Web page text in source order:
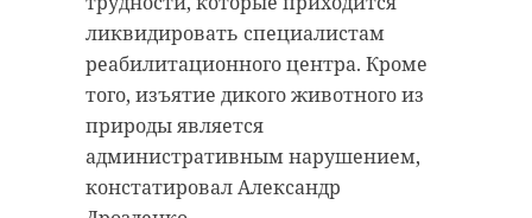
ликвидировать специалистам
реабилитационного центра. Кроме
того, изъятие дикого животного из
природы является
административным нарушением,
констатировал Александр